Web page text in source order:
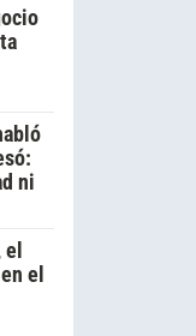
ni
el